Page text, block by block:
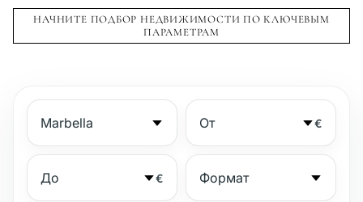
НАЧНИТЕ ПОДБОР НЕДВИЖИМОСТИ ПО КЛЮЧЕВЫМ
ПАРАМЕТРАМ
€
€